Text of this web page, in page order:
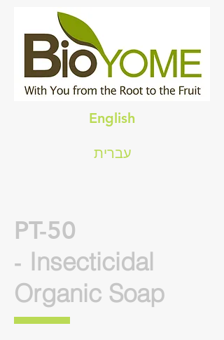
English
עברית
PT-50
- Insecticidal
Organic Soap